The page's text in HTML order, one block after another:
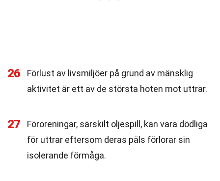
26
Förlust av livsmiljöer på grund av mänsklig
aktivitet är ett av de största hoten mot uttrar.
27
Föroreningar, särskilt oljespill, kan vara dödliga
för uttrar eftersom deras päls förlorar sin
isolerande förmåga.